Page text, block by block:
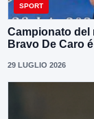
SPORT
Campionato del
Bravo De Caro
29 LUGLIO 2026